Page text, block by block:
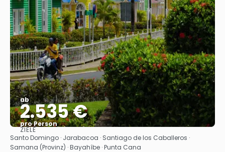
ab
2.535 €
pro Person
Sehen
ZIELE
Santo Domingo · Jarabacoa · Santiago de los Caballeros ·
Samana (Provinz) · Bayahíbe · Punta Cana